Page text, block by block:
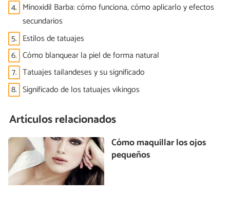
4. Minoxidil Barba: cómo funciona, cómo aplicarlo y efectos
secundarios
5. Estilos de tatuajes
6. Cómo blanquear la piel de forma natural
7. Tatuajes tailandeses y su significado
8. Significado de los tatuajes vikingos
Artículos relacionados
Cómo maquillar los ojos
pequeños